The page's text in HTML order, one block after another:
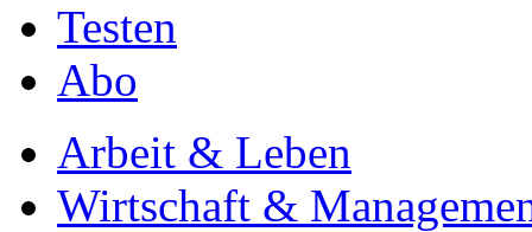
Testen
Abo
Arbeit & Leben
Wirtschaft &